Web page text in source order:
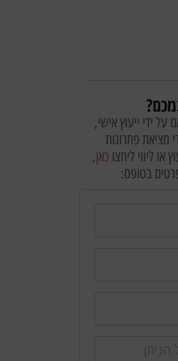
על ידי ייעוץ אישי,
מציאת פתרונות
כאן,
בטופס: